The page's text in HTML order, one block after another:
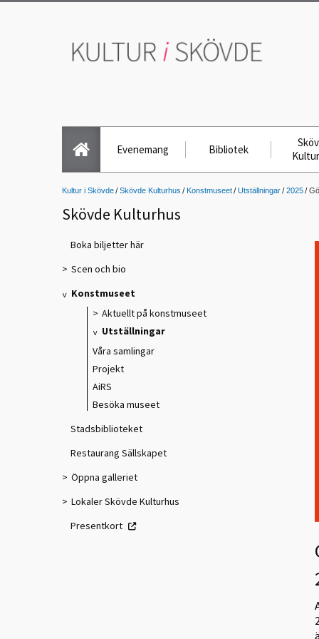
Evenemang Bibliotek
Kultur i Skövde Skövde Kulturhus Konstmuseet Utställningar 2025
Skövde Kulturhus
Boka biljetter här
Scen och bio
Konstmuseet
Aktuellt på konstmuseet
Utställningar
Våra samlingar
Projekt
AiRS
Besöka museet
Stadsbiblioteket
Restaurang Sällskapet
Öppna galleriet
Lokaler Skövde Kulturhus
Presentkort